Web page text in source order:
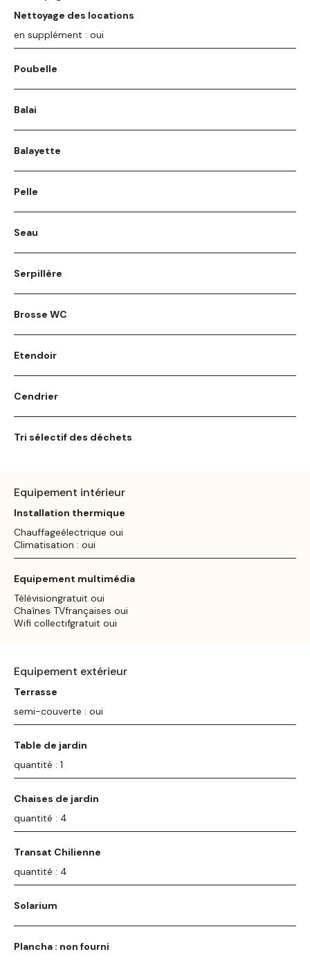
Nettoyage des locations
en supplément : oui
Poubelle
Balai
Balayette
Pelle
Seau
Serpillère
Brosse WC
Etendoir
Cendrier
Tri sélectif des déchets
Equipement intérieur
Installation thermique
Chauffageélectrique oui
Climatisation : oui
Equipement multimédia
Télévisiongratuit oui
Chaînes TVfrançaises oui
Wifi collectifgratuit oui
Equipement extérieur
Terrasse
semi-couverte : oui
Table de jardin
quantité : 1
Chaises de jardin
quantité : 4
Transat Chilienne
quantité : 4
Solarium
Plancha : non fourni